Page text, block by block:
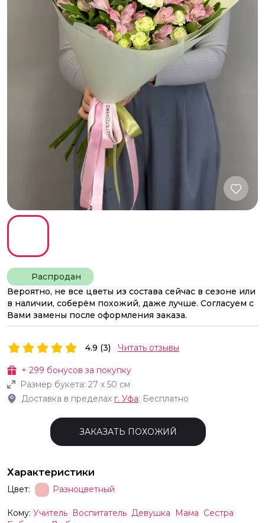
Распродан
Вероятно, не все цветы из состава сейчас в сезоне или
в наличии, соберём похожий, даже лучше. Согласуем с
Вами замены после оформления заказа.
+ 299 бонусов за покупку
Размер букета: 27 х 50 см
Доставка в пределах г. Уфа: Бесплатно
4.9 (3) Читать отзывы
ЗАКАЗАТЬ ПОХОЖИЙ
Характеристики
Цвет: Разноцветный
Кому: Учитель Воспитатель Девушка Мама Сестра